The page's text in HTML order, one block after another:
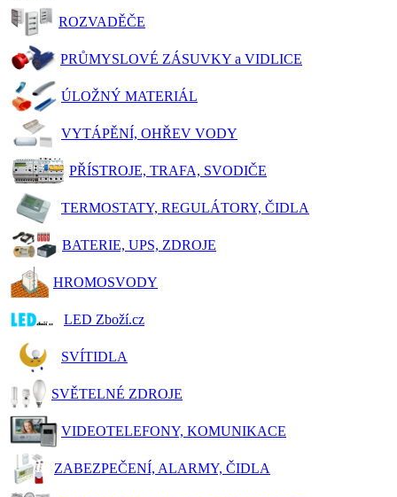
ROZVADĚČE
PRŮMYSLOVÉ ZÁSUVKY a VIDLICE
ÚLOŽNÝ MATERIÁL
VYTÁPĚNÍ, OHŘEV VODY
PŘÍSTROJE, TRAFA, SVODIČE
TERMOSTATY, REGULÁTORY, ČIDLA
BATERIE, UPS, ZDROJE
HROMOSVODY
LED Zboží.cz
SVÍTIDLA
SVĚTELNÉ ZDROJE
VIDEOTELEFONY, KOMUNIKACE
ZABEZPEČENÍ, ALARMY, ČIDLA